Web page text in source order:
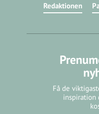
Redaktionen
Få de